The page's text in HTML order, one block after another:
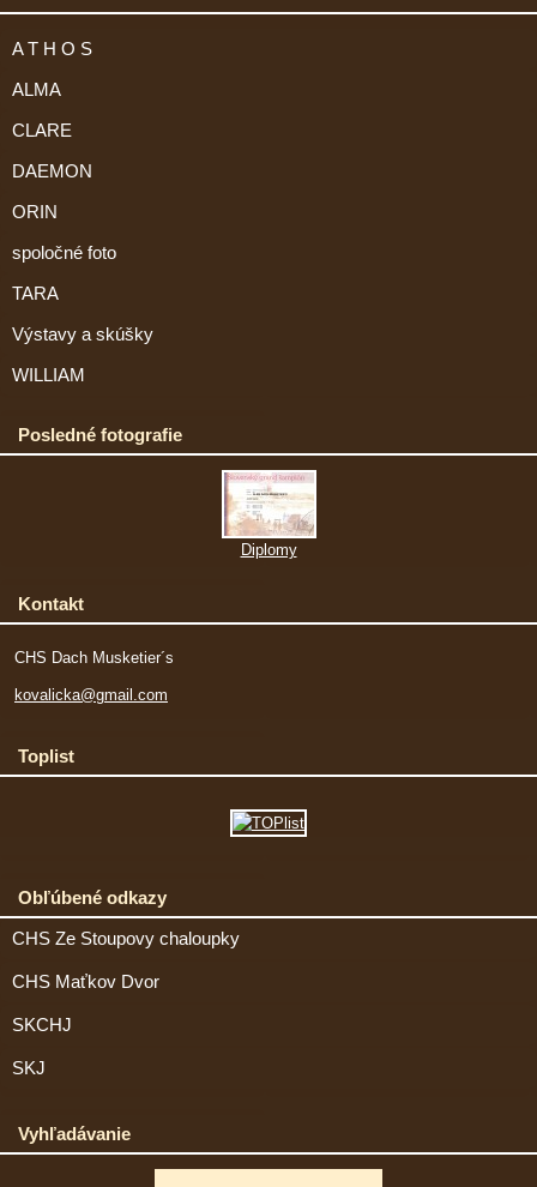
A T H O S
ALMA
CLARE
DAEMON
ORIN
spoločné foto
TARA
Výstavy a skúšky
WILLIAM
Posledné fotografie
Diplomy
Kontakt
CHS Dach Musketier´s
kovalicka@gmail.com
Toplist
Obľúbené odkazy
CHS Ze Stoupovy chaloupky
CHS Maťkov Dvor
SKCHJ
SKJ
Vyhľadávanie